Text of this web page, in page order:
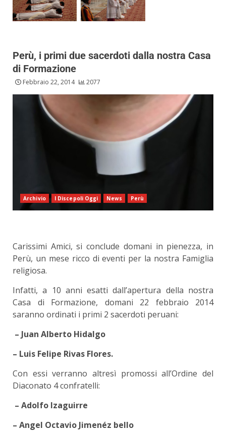
Perù, i primi due sacerdoti dalla nostra Casa
di Formazione
Febbraio 22, 2014 2077
Archivio I Discepoli Oggi News Perù
Carissimi Amici, si conclude domani in pienezza, in
Perù, un mese ricco di eventi per la nostra Famiglia
religiosa.
Infatti, a 10 anni esatti dall’apertura della nostra
Casa di Formazione, domani 22 febbraio 2014
saranno ordinati i primi 2 sacerdoti peruani:
– Juan Alberto Hidalgo
– Luis Felipe Rivas Flores.
Con essi verranno altresì promossi all’Ordine del
Diaconato 4 confratelli:
– Adolfo Izaguirre
– Angel Octavio Jimenéz bello